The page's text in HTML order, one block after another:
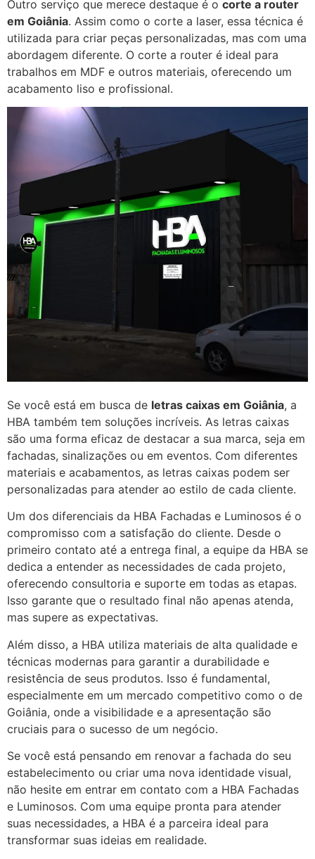
Outro serviço que merece destaque é o corte a router
em Goiânia. Assim como o corte a laser, essa técnica é
utilizada para criar peças personalizadas, mas com uma
abordagem diferente. O corte a router é ideal para
trabalhos em MDF e outros materiais, oferecendo um
acabamento liso e profissional.
Se você está em busca de letras caixas em Goiânia, a
HBA também tem soluções incríveis. As letras caixas
são uma forma eficaz de destacar a sua marca, seja em
fachadas, sinalizações ou em eventos. Com diferentes
materiais e acabamentos, as letras caixas podem ser
personalizadas para atender ao estilo de cada cliente.
Um dos diferenciais da HBA Fachadas e Luminosos é o
compromisso com a satisfação do cliente. Desde o
primeiro contato até a entrega final, a equipe da HBA se
dedica a entender as necessidades de cada projeto,
oferecendo consultoria e suporte em todas as etapas.
Isso garante que o resultado final não apenas atenda,
mas supere as expectativas.
Além disso, a HBA utiliza materiais de alta qualidade e
técnicas modernas para garantir a durabilidade e
resistência de seus produtos. Isso é fundamental,
especialmente em um mercado competitivo como o de
Goiânia, onde a visibilidade e a apresentação são
cruciais para o sucesso de um negócio.
Se você está pensando em renovar a fachada do seu
estabelecimento ou criar uma nova identidade visual,
não hesite em entrar em contato com a HBA Fachadas
e Luminosos. Com uma equipe pronta para atender
suas necessidades, a HBA é a parceira ideal para
transformar suas ideias em realidade.